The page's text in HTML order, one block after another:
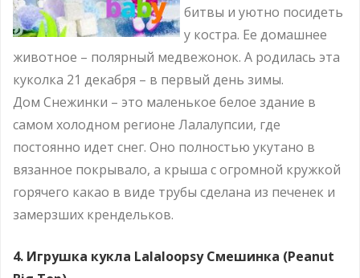
битвы и уютно посидеть
у костра. Ее домашнее
животное – полярный медвежонок. А родилась эта
куколка 21 декабря – в первый день зимы.
Дом Снежинки – это маленькое белое здание в
самом холодном регионе Лалалупсии, где
постоянно идет снег. Оно полностью укутано в
вязанное покрывало, а крыша с огромной кружкой
горячего какао в виде трубы сделана из печенек и
замерзших крендельков.
4. Игрушка кукла Lalaloopsy Смешинка (Peanut